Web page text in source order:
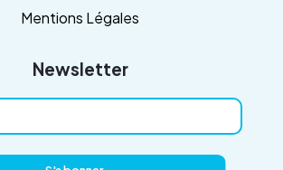
Mentions Légales
Newsletter